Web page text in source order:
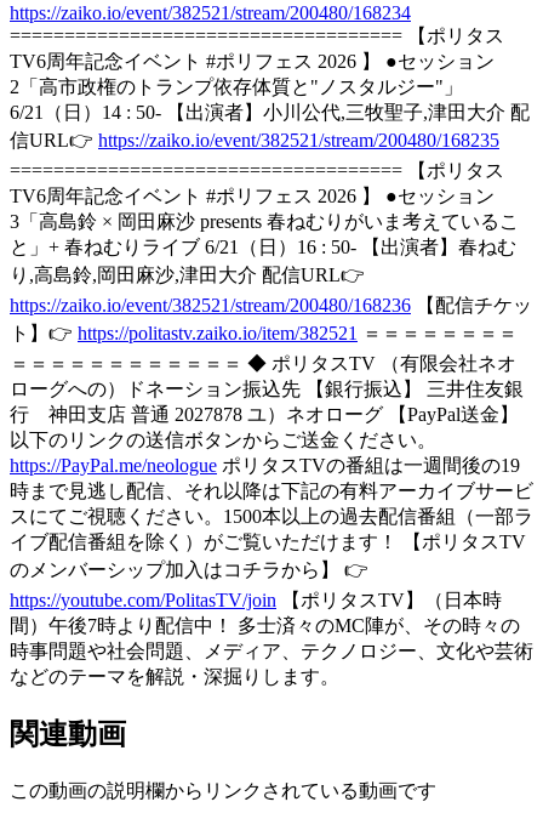
https://zaiko.io/event/382521/stream/200480/168234
==================================== 【ポリタス
TV6周年記念イベント #ポリフェス 2026 】 ●セッション
2「高市政権のトランプ依存体質と"ノスタルジー"」
6/21（日）14 : 50- 【出演者】小川公代,三牧聖子,津田大介 配
信URL👉 https://zaiko.io/event/382521/stream/200480/168235
==================================== 【ポリタス
TV6周年記念イベント #ポリフェス 2026 】 ●セッション
3「高島鈴 × 岡田麻沙 presents 春ねむりがいま考えているこ
と」+ 春ねむりライブ 6/21（日）16 : 50- 【出演者】春ねむ
り,高島鈴,岡田麻沙,津田大介 配信URL👉
https://zaiko.io/event/382521/stream/200480/168236 【配信チケッ
ト】👉 https://politastv.zaiko.io/item/382521
＝＝＝＝＝＝＝＝
＝＝＝＝＝＝＝＝＝＝＝＝ ◆ ポリタスTV （有限会社ネオ
ローグへの）ドネーション振込先 【銀行振込】 三井住友銀
行 神田支店 普通 2027878 ユ）ネオローグ 【PayPal送金】
以下のリンクの送信ボタンからご送金ください。
https://PayPal.me/neologue ポリタスTVの番組は一週間後の19
時まで見逃し配信、それ以降は下記の有料アーカイブサービ
スにてご視聴ください。1500本以上の過去配信番組（一部ラ
イブ配信番組を除く）がご覧いただけます！ 【ポリタスTV
のメンバーシップ加入はコチラから】 👉
https://youtube.com/PolitasTV/join 【ポリタスTV】（日本時
間）午後7時より配信中！ 多士済々のMC陣が、その時々の
時事問題や社会問題、メディア、テクノロジー、文化や芸術
などのテーマを解説・深掘りします。
関連動画
この動画の説明欄からリンクされている動画です